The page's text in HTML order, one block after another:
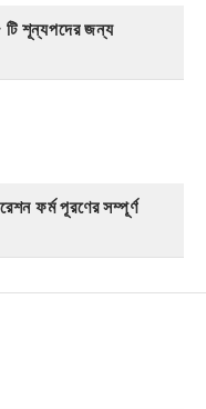
শূন্যপদের জন্য
ফর্ম পূরণের সম্পূর্ণ